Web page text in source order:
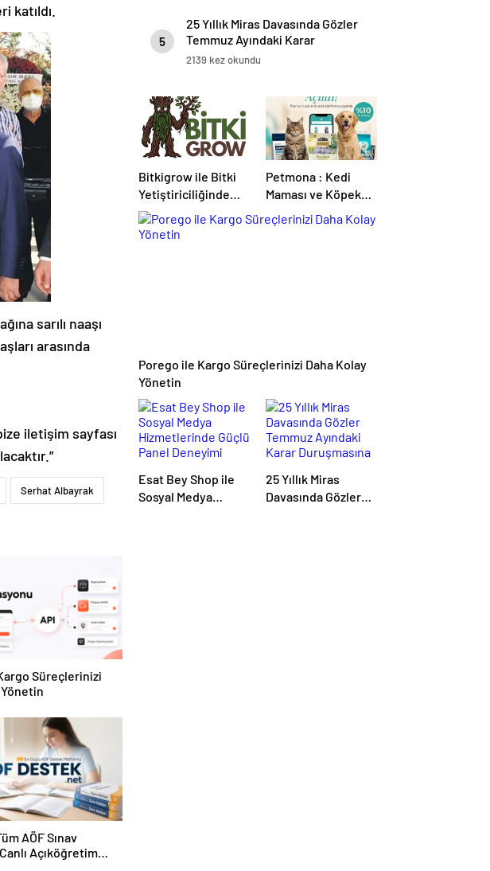
katıldı.
sarılı naaşı
arasında
iletişim sayfası
Serhat Albayrak
Süreçlerinizi
AÖF Sınav
Açıköğretim
5
25 Yıllık Miras Davasında Gözler
Temmuz Ayındaki Karar
Duruşmasına Çevrildi
2139 kez okundu
Bitkigrow ile Bitki
Yetiştiriciliğinde
Doğru Ekipman ve
Ürün Seçimi
Petmona : Kedi
Maması ve Köpek
Maması İle Tüm
Evcil Hayvan
Porego ile Kargo Süreçlerinizi Daha Kolay
Yönetin
Esat Bey Shop ile
Sosyal Medya
25 Yıllık Miras
Davasında Gözler